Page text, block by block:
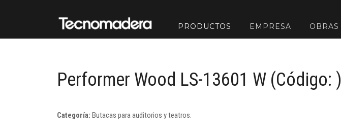
PRODUCTOS EMPRESA OBRAS
Performer Wood LS-13601 W (Código: )
Categoría: Butacas para auditorios y teatros.